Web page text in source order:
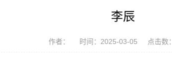
李辰
作者： 时间：2025-03-05 点击数：